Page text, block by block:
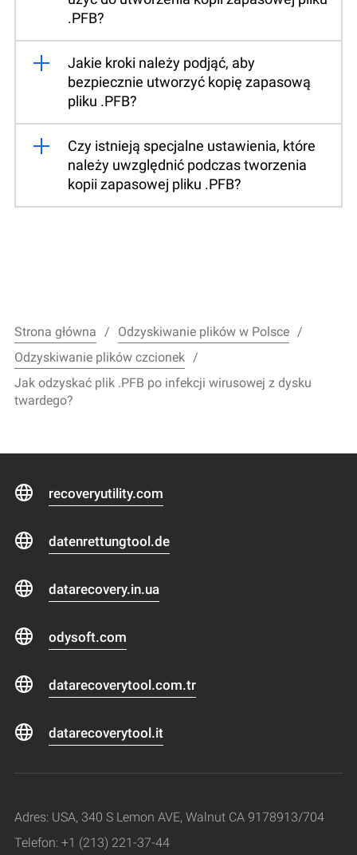
.PFB?
Jakie kroki należy podjąć, aby
bezpiecznie utworzyć kopię zapasową
pliku .PFB?
Czy istnieją specjalne ustawienia, które
należy uwzględnić podczas tworzenia
kopii zapasowej pliku .PFB?
Strona główna
Odzyskiwanie plików w Polsce
Odzyskiwanie plików czcionek
Jak odzyskać plik .PFB po infekcji wirusowej z dysku
twardego?
recoveryutility.com
datenrettungtool.de
datarecovery.in.ua
odysoft.com
datarecoverytool.com.tr
datarecoverytool.it
Adres: USA, 340 S Lemon AVE, Walnut CA 9178913/704
Telefon: +1 (213) 221-37-44